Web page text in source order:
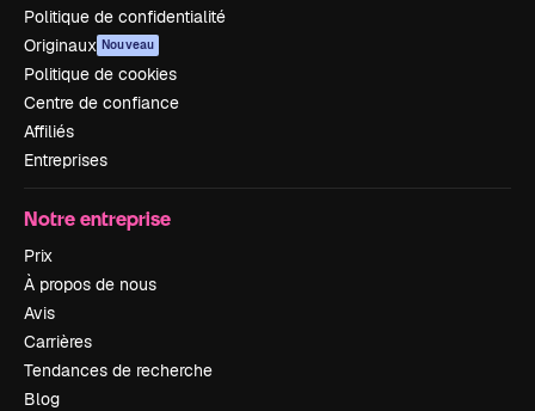
Politique de confidentialité
Originaux Nouveau
Politique de cookies
Centre de confiance
Affiliés
Entreprises
Notre entreprise
Prix
À propos de nous
Avis
Carrières
Tendances de recherche
Blog